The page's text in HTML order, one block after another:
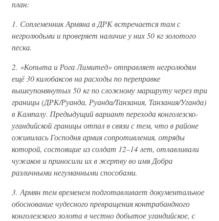
план:
1. Соплеменник Армяна в ДРК встречается там с
негролюдьми и проверяет наличие у них 50 кг золотого
песка.
2. «Копыта и Рога Лимитед» отправляет негролюдям
ещё 30 килобаксов на расходы по переправке
вышеупомянутых 50 кг по сложному маршруту через три
границы (ДРК/Руанда, Руанда/Танзания, Танзания/Уганда)
в Кампалу. Предыдущий вариант перехода конголезско-
угандийской границы отпал в связи с тем, что в районе
оживилась Господня армия сопротивления, отряды
которой, состоящие из солдат 12–14 лет, отлавливали
чужаков и приносили их в жертву во имя Добра
различными негуманными способами.
3. Армян тем временем подготавливает документальное
обоснование чудесного превращения контрабандного
конголезского золота в честно добытое угандийское, с